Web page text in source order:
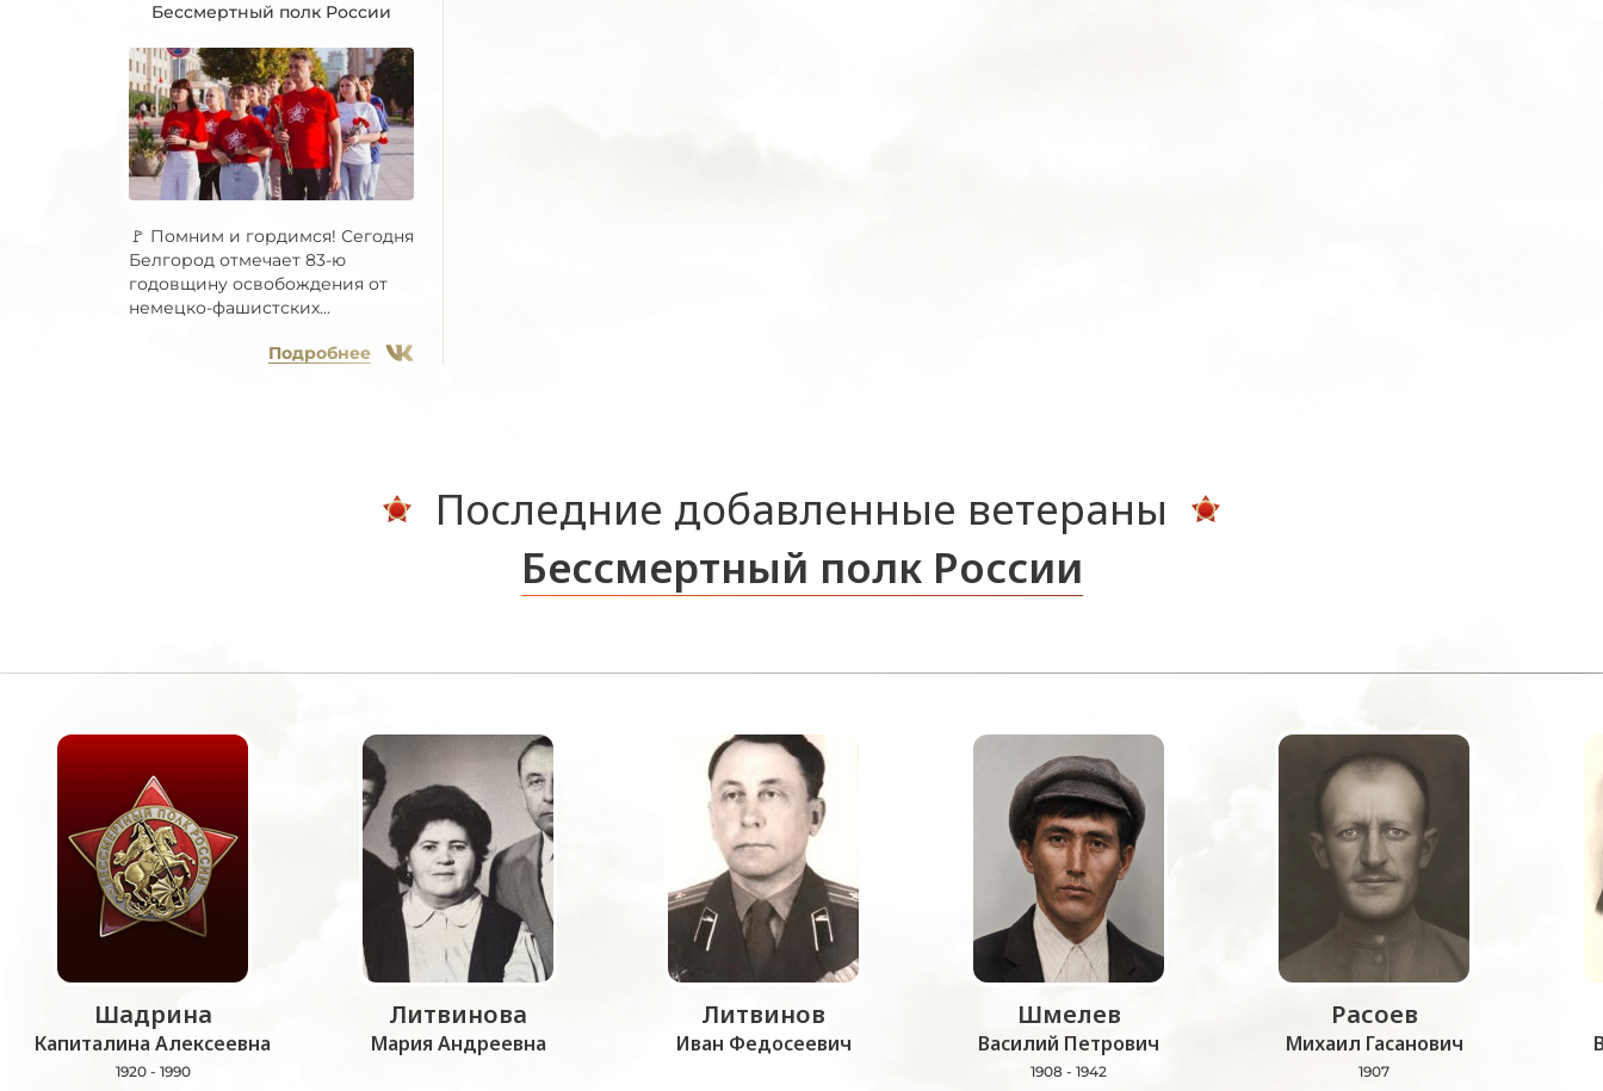
Бессмертный полк России
🚩 Помним и гордимся! Сегодня
Белгород отмечает 83-ю
годовщину освобождения от
немецко-фашистских...
Подробнее
Последние добавленные ветераны
Бессмертный полк России
Шадрина
Капиталина Алексеевна
1920 - 1990
Литвинова
Мария Андреевна
Литвинов
Иван Федосеевич
Шмелев
Василий Петрович
1908 - 1942
Расоев
Михаил Гасанович
1907